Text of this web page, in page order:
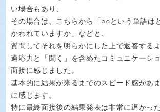
い場合もあり、
その場合は、こちらから「○○という単語は
かわれていますか」などと、
質問してそれを明らかにした上で返答する
適応力と「聞く」を含めたコミュニケーシ
面接に感じました。
基本的に結果が来るまでのスピード感があ
に感じます。
特に最終面接後の結果発表は非常に遅かった